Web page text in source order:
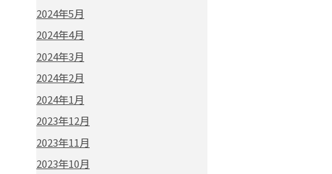
2024年5月
2024年4月
2024年3月
2024年2月
2024年1月
2023年12月
2023年11月
2023年10月